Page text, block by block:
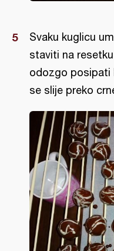
Svaku kuglicu
staviti na
odozgo posipati
se slije preko